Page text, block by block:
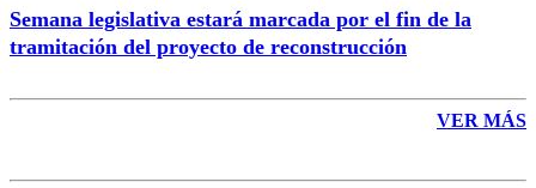
Semana legislativa estará marcada por el fin de la
tramitación del proyecto de reconstrucción
VER MÁS